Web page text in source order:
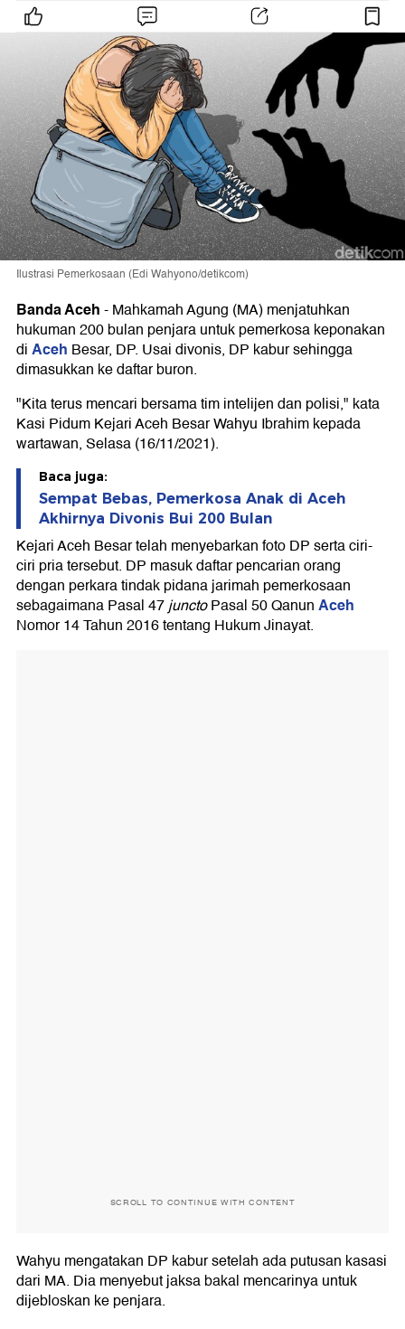
Ilustrasi Pemerkosaan (Edi Wahyono/detikcom)
Banda Aceh-Mahkamah Agung (MA) menjatuhkan
hukuman 200 bulan penjara untuk pemerkosa keponakan
diAceh Besar, DP. Usai divonis, DP kabur sehingga
dimasukkan ke daftar buron.
"Kita terus mencari bersama tim intelijen dan polisi," kata
Kasi Pidum Kejari Aceh Besar Wahyu Ibrahim kepada
wartawan, Selasa (16/11/2021).
Baca juga:
Sempat Bebas, Pemerkosa Anak di Aceh
Akhirnya Divonis Bui 200 Bulan
Kejari Aceh Besar telah menyebarkan foto DP serta ciri-
ciri pria tersebut. DP masuk daftar pencarian orang
dengan perkara tindak pidana jarimah pemerkosaan
sebagaimana Pasal 47junctoPasal 50 QanunAceh
Nomor 14 Tahun 2016 tentang Hukum Jinayat.
SCROLL TO CONTINUE WITH CONTENT
Wahyu mengatakan DP kabur setelah ada putusan kasasi
dari MA. Dia menyebut jaksa bakal mencarinya untuk
dijebloskan ke penjara.